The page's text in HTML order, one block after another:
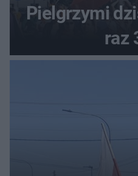
Pielgrzymi
raz